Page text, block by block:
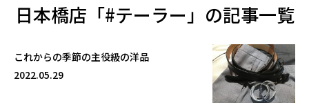
日本橋店「#テーラー」の記事一覧
これからの季節の主役級の洋品
2022.05.29